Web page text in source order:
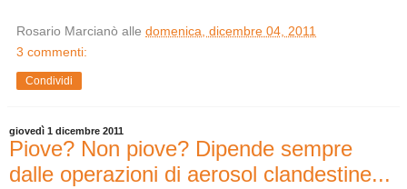
Rosario Marcianò alle domenica, dicembre 04, 2011
3 commenti:
Condividi
giovedì 1 dicembre 2011
Piove? Non piove? Dipende sempre
dalle operazioni di aerosol clandestine...